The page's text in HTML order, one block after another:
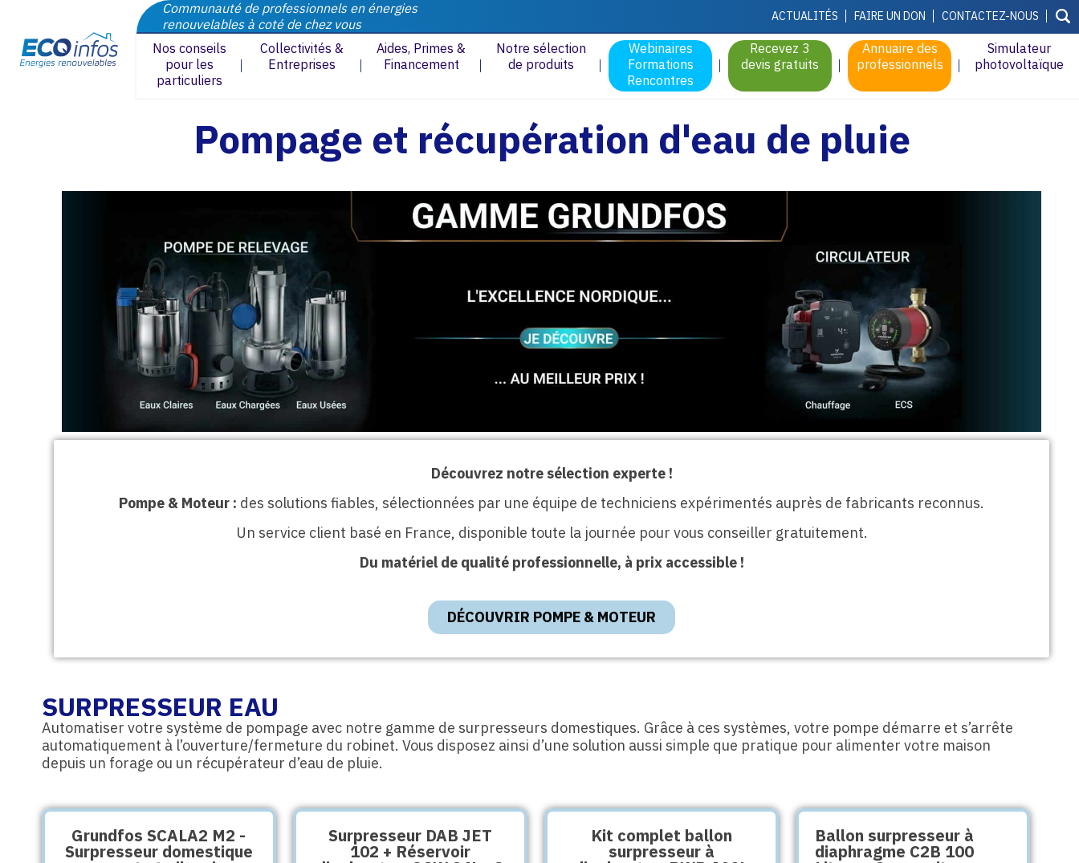
Communauté de professionnels en énergies
renouvelables à coté de chez vous
ACTUALITÉS FAIRE UN DON CONTACTEZ-NOUS
Nos conseils
pour les
particuliers
Collectivités &
Entreprises
Aides, Primes &
Financement
Notre sélection
de produits
Webinaires
Formations
Rencontres
Recevez 3
devis gratuits
Annuaire des
professionnels
Simulateur
photovoltaïque
Pompage et récupération d'eau de pluie
Découvrez notre sélection experte !
Pompe & Moteur : des solutions fiables, sélectionnées par une équipe de techniciens expérimentés auprès de fabricants reconnus.
Un service client basé en France, disponible toute la journée pour vous conseiller gratuitement.
Du matériel de qualité professionnelle, à prix accessible !
DÉCOUVRIR POMPE & MOTEUR
SURPRESSEUR EAU
Automatiser votre système de pompage avec notre gamme de surpresseurs domestiques. Grâce à ces systèmes, votre pompe démarre et s’arrête
automatiquement à l’ouverture/fermeture du robinet. Vous disposez ainsi d’une solution aussi simple que pratique pour alimenter votre maison
depuis un forage ou un récupérateur d’eau de pluie.
Grundfos SCALA2 M2 -
Surpresseur domestique
Surpresseur DAB JET
102 + Réservoir
Kit complet ballon
surpresseur à
Ballon surpresseur à
diaphragme C2B 100